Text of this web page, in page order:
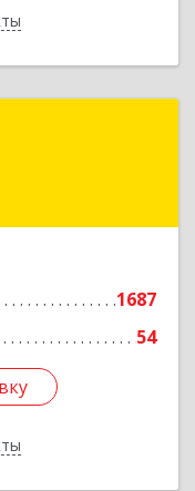
1687
54
Ставрополь г, 1